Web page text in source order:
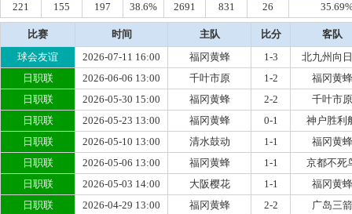
221
155 197 38.6% 2691 831 26
比赛 时间 主队 比分
客队
球会友谊
2026-07-11 16:00 福冈黄蜂 1-3
北九州向
日职联
2026-06-06 13:00 千叶市原 1-2
福冈黄蜂
日职联
2026-05-30 15:00 福冈黄蜂 2-2
千叶市原
日职联
2026-05-23 13:00 福冈黄蜂 0-1
神户胜利
日职联
2026-05-10 13:00 清水鼓动 1-1
福冈黄蜂
日职联
2026-05-06 13:00 福冈黄蜂 1-1
京都不死
日职联
2026-05-03 14:00 大阪樱花 1-1
福冈黄蜂
日职联
2026-04-29 13:00 福冈黄蜂 2-2
广岛三箭